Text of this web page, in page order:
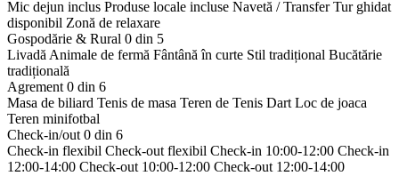
Mic dejun inclus Produse locale incluse Navetă / Transfer Tur ghidat
disponibil Zonă de relaxare
Gospodărie & Rural 0 din 5
Livadă Animale de fermă Fântână în curte Stil tradițional Bucătărie
tradițională
Agrement 0 din 6
Masa de biliard Tenis de masa Teren de Tenis Dart Loc de joaca
Teren minifotbal
Check-in/out 0 din 6
Check-in flexibil Check-out flexibil Check-in 10:00-12:00 Check-in
12:00-14:00 Check-out 10:00-12:00 Check-out 12:00-14:00